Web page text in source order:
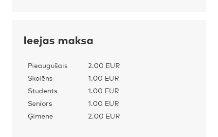
Ieejas maksa
Pieaugušais
2.00 EUR
Skolēns
1.00 EUR
Students
1.00 EUR
Seniors
1.00 EUR
Ģimene
2.00 EUR